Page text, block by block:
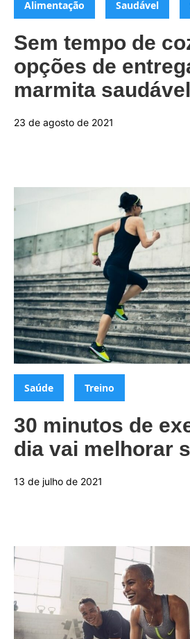
Alimentação Saudável
Sem tempo de
opções de
marmita saudável
23 de agosto de 2021
Categorias:
Saúde Treino
30 minutos de
dia vai melhorar
13 de julho de 2021